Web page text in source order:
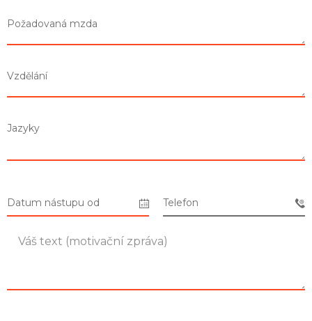
Informace
Požadovaná mzda
Vzdělání
Jazyky
Datum nástupu od Telefon